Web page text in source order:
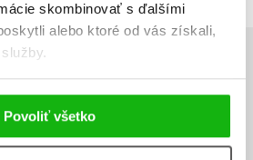
skombinovať s ďalšími
alebo ktoré od vás získali,
Povoliť všetko
ako prvý!
o ceny?Prihláste sa k odberu našich